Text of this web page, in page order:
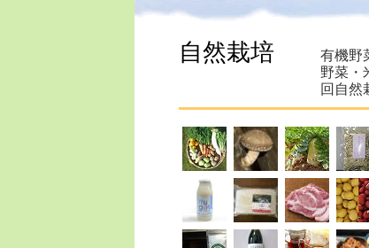
自然栽培 有機野
野菜・
回自然